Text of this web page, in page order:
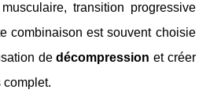
transition progressive
combinaison est souvent choisie
dedécompression et créer
complet.